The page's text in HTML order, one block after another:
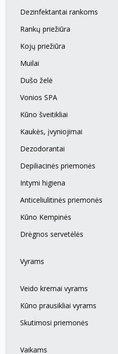
Dezinfektantai rankoms
Rankų priežiūra
Kojų priežiūra
Muilai
Dušo želė
Vonios SPA
Kūno šveitikliai
Kaukės, įvyniojimai
Dezodorantai
Depiliacinės priemonės
Intymi higiena
Anticeliulitinės priemonės
Kūno Kempinės
Drėgnos servetėlės
Vyrams
Veido kremai vyrams
Kūno prausikliai vyrams
Skutimosi priemonės
Vaikams